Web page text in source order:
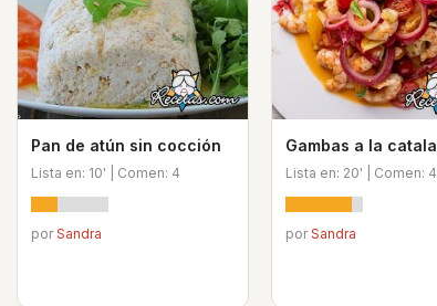
Pan de atún sin cocción
Lista en: 10' | Comen: 4
porSandra
Gambas a la
Lista en: 20' | Comen: 4
porSandra